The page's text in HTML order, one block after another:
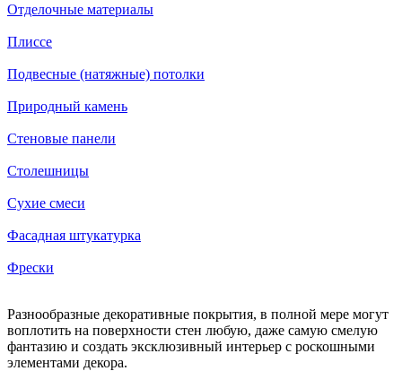
Отделочные материалы
Плиссе
Подвесные (натяжные) потолки
Природный камень
Стеновые панели
Столешницы
Сухие смеси
Фасадная штукатурка
Фрески
Разнообразные декоративные покрытия, в полной мере могут
воплотить на поверхности стен любую, даже самую смелую
фантазию и создать эксклюзивный интерьер с роскошными
элементами декора.